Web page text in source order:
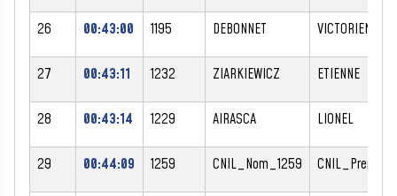
26 00:43:00 1195 DEBONNET VICTORIEN
27 00:43:11 1232 ZIARKIEWICZ ETIENNE
28 00:43:14 1229 AIRASCA LIONEL
29 00:44:09 1259 CNIL_Nom_1259